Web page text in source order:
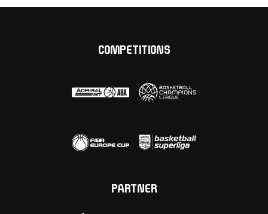
COMPETITIONS
PARTNER